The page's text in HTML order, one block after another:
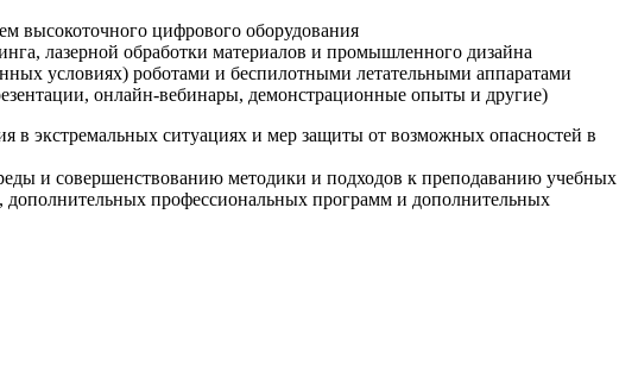
высокоточного цифрового оборудования
лазерной обработки материалов и промышленного дизайна
условиях) роботами и беспилотными летательными аппаратами
онлайн-вебинары, демонстрационные опыты и другие)
в экстремальных ситуациях и мер защиты от возможных опасностей в
и совершенствованию методики и подходов к преподаванию учебных
дополнительных профессиональных программ и дополнительных